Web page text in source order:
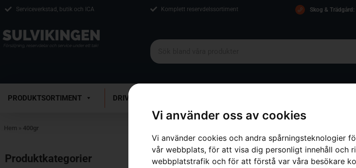
Vi använder oss av cookies
Vi använder cookies och andra spårningsteknologier
vår webbplats, för att visa dig personligt innehåll och
webbplatstrafik och för att förstå var våra besökare
Serviceverkstad, butik och ICA Komplett reservdelssortiment Skog &
PRODUKTSORTIMENT DRIVMEDEL
Hem » 400gr
Produktkategorier​ Inga resultat.